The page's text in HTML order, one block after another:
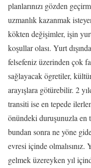
planlarınızı gözden
uzmanlık kazanmak
kökten değişimler, işin
koşullar olası. Yurt
felsefeniz üzerinden çok
sağlayacak ögretiler,
arayışlara götürebilir. 2
transiti ise en tepede
önündeki duruşunuzla en
bundan sonra ne yöne
evresi içinde olmalısınız.
gelmek üzereyken yıl